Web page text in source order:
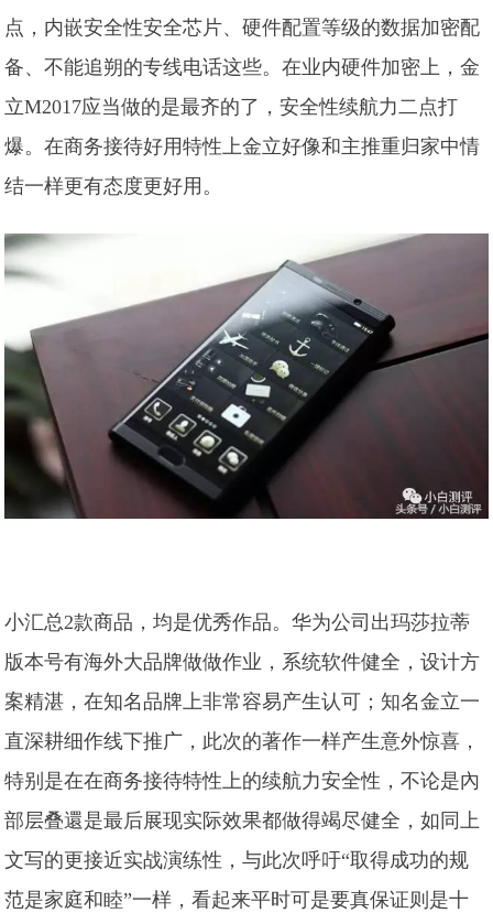
点，内嵌安全性安全芯片、硬件配置等级的数据加密配
备、不能追朔的专线电话这些。在业内硬件加密上，金
立M2017应当做的是最齐的了，安全性续航力二点打
爆。在商务接待好用特性上金立好像和主推重归家中情
结一样更有态度更好用。
小汇总2款商品，均是优秀作品。华为公司出玛莎拉蒂
版本号有海外大品牌做做作业，系统软件健全，设计方
案精湛，在知名品牌上非常容易产生认可；知名金立一
直深耕细作线下推广，此次的著作一样产生意外惊喜，
特别是在在商务接待特性上的续航力安全性，不论是內
部层叠還是最后展现实际效果都做得竭尽健全，如同上
文写的更接近实战演练性，与此次呼吁“取得成功的规
范是家庭和睦”一样，看起来平时可是要真保证则是十